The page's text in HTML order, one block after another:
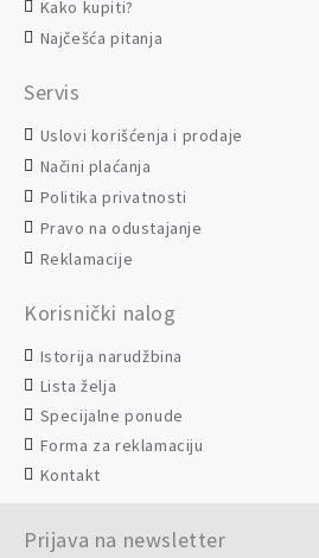
Kako kupiti?
Najčešća pitanja
Servis
Uslovi korišćenja i prodaje
Načini plaćanja
Politika privatnosti
Pravo na odustajanje
Reklamacije
Korisnički nalog
Istorija narudžbina
Lista želja
Specijalne ponude
Forma za reklamaciju
Kontakt
Prijava na newsletter